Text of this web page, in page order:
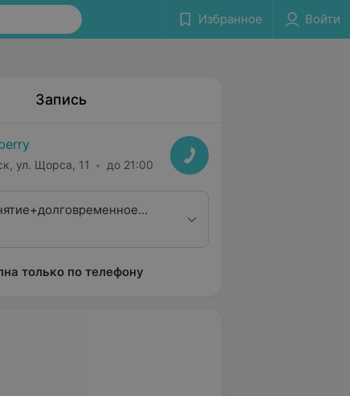
Избранное Войти
Запись
ул. Щорса, 11 до 21:00
только по телефону